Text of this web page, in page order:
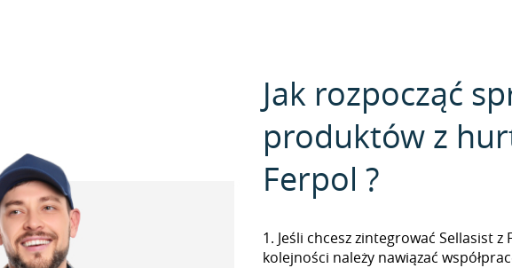
Jak rozpocząć
produktów z
Ferpol ?
1. Jeśli chcesz zintegrować Sellasist z
kolejności należy nawiązać